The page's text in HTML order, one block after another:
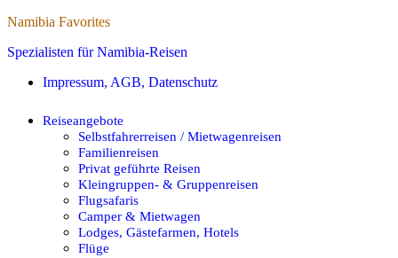
Namibia Favorites
Spezialisten für Namibia-Reisen
Impressum, AGB, Datenschutz
Reiseangebote
Selbstfahrerreisen / Mietwagenreisen
Familienreisen
Privat geführte Reisen
Kleingruppen- & Gruppenreisen
Flugsafaris
Camper & Mietwagen
Lodges, Gästefarmen, Hotels
Flüge